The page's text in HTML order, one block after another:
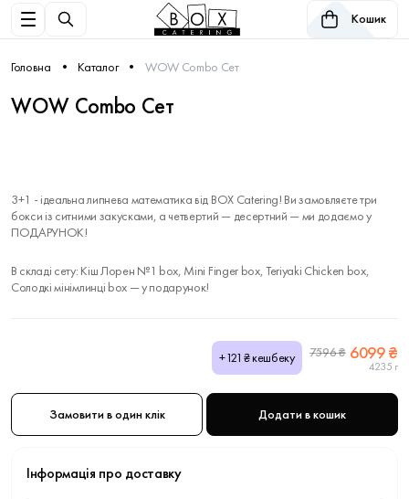
Кошик
Головна Каталог WOW Combo Сет
WOW Combo Сет
3+1 - ідеальна липнева математика від BOX Catering! Ви замовляєте три
бокси із ситними закусками, а четвертий — десертний — ми додаємо у
ПОДАРУНОК!
В складі сету: Кіш Лорен №1 box, Mini Finger box, Teriyaki Chicken box,
Солодкі мінімлинці box — у подарунок!
+121₴ кешбеку 7596 ₴ 6099 ₴
4235 г
Замовити в один клік Додати в кошик
Інформація про доставку